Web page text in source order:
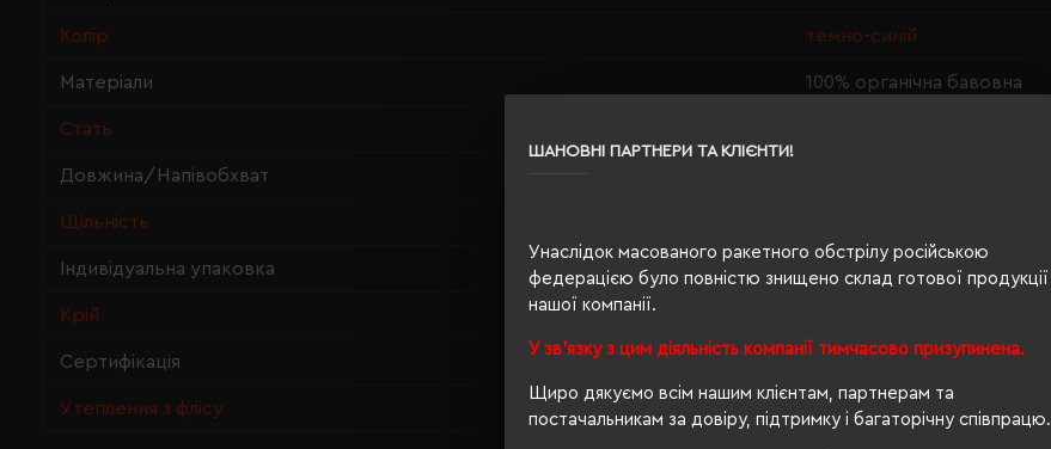
ШАНОВНІ ПАРТНЕРИ ТА КЛІЄНТИ!
Унаслідок масованого ракетного обстрілу російською
федерацією було повністю знищено склад готової продукції
нашої компанії.
У зв'язку з цим діяльність компанії тимчасово призупинена.
Щиро дякуємо всім нашим клієнтам, партнерам та
постачальникам за довіру, підтримку і багаторічну співпрацю.
Колір темно-синій
Матеріали 100% органічна бавовна
Стать
Довжина/Напівобхват
Щільність
Індивідуальна упаковка
Крій
Сертифікація OEKO-TEX® Standard 100
Утеплення з флісу